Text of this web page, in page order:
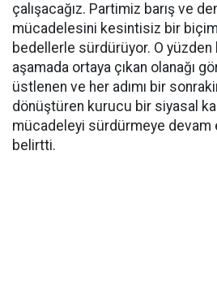
çalışacağız. Partimiz barış ve
mücadelesini kesintisiz bir
bedellerle sürdürüyor. O
aşamada ortaya çıkan olanağı
üstlenen ve her adımı bir
dönüştüren kurucu bir siyasal
mücadeleyi sürdürmeye devam
belirtti.